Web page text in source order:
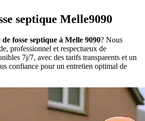
septique Melle9090
fosse septique à Melle 9090? Nous
professionnel et respectueux de
7j/7, avec des tarifs transparents et un
confiance pour un entretien optimal de